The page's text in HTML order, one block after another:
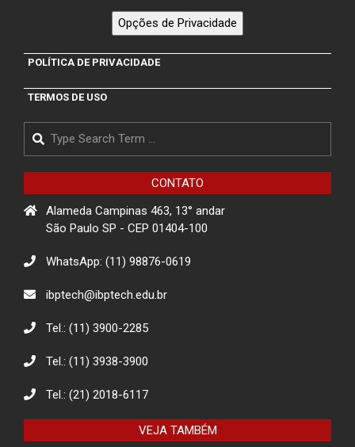
Promover Segurança na Internet
Projeto RotaTech: Promovendo a
Matarazzo
Projeto de Conscientização sobre
golpes para idosos impacta a
comunidade de Itapevi- São Paulo
Projeto Rua
Descarte Sustentável de Pilhas e
Baterias
Eco Eletrônicos: Promovendo a
Responsável
O combate à desinformação na
Opções de Privacidade
POLÍTICA DE PRIVACIDADE
TERMOS DE USO
Search
CONTATO
Alameda Campinas 463, 13° andar
São Paulo SP - CEP 01404-100
WhatsApp: (11) 98876-0619
ibptech@ibptech.edu.br
Tel.: (11) 3900-2285
Tel.: (11) 3938-3900
Tel.: (21) 2018-6117
VEJA TAMBÉM